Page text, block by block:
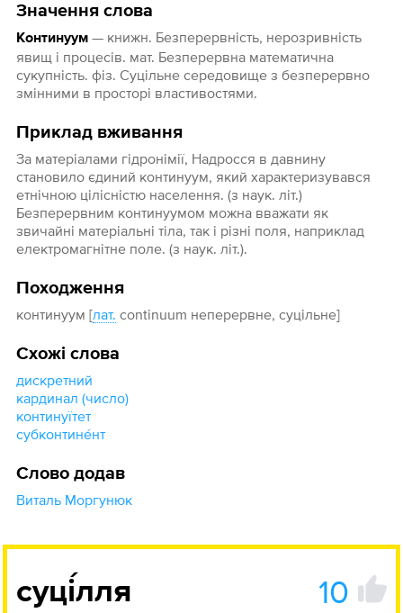
Значення слова
Континуум— книжн. Безперервність, нерозривність
явищ і процесів. мат. Безперервна математична
сукупність. фіз. Суцільне середовище з безперервно
змінними в просторі властивостями.
Приклад вживання
За матеріалами гідронімії, Надросся в давнину
становило єдиний континуум, який характеризувався
етнічною цілісністю населення. (з наук. літ.)
Безперервним континуумом можна вважати як
звичайні матеріальні тіла, так і різні поля, наприклад
електромагнітне поле. (з наук. літ.).
Походження
континуум [лат. continuum неперервне, суцільне]
Схожі слова
дискретний
кардинал (число)
континуїтет
субконтине́нт
Слово додав
Виталь Моргунюк
суці́лля 10